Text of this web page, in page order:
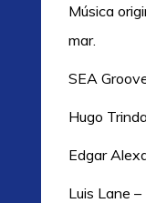
Música
mar.
SEA
Hugo
Edgar
Luis Lane